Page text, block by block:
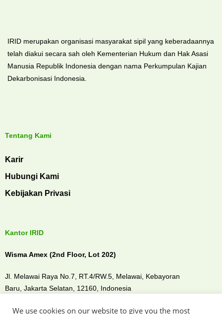
IRID merupakan organisasi masyarakat sipil yang keberadaannya
telah diakui secara sah oleh Kementerian Hukum dan Hak Asasi
Manusia Republik Indonesia dengan nama Perkumpulan Kajian
Dekarbonisasi Indonesia.
Tentang Kami
Karir
Hubungi Kami
Kebijakan Privasi
Kantor IRID
Wisma Amex (2nd Floor, Lot 202)
Jl. Melawai Raya No.7, RT.4/RW.5, Melawai, Kebayoran
Baru, Jakarta Selatan, 12160, Indonesia
We use cookies on our website to give you the most